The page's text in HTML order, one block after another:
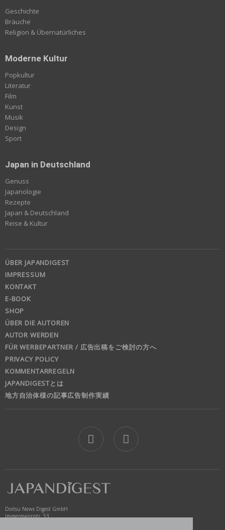
Geschichte
Bräuche
Religion & Übernatürliches
Moderne Kultur
Popkultur
Literatur
Film
Kunst
Musik
Design
Sport
Japan in Deutschland
Genuss
Japanologie
Rezepte
Japan & Deutschland
Reise & Kultur
ÜBER JAPANDIGEST
IMPRESSUM
KONTAKT
E-BOOK
SHOP
ÜBER DIE AUTOREN
AUTOR WERDEN
FÜR WERBEPARTNER / 広告出稿をご検討の方へ
PRIVACY POLICY
KOMMENTARREGELN
JAPANDIGESTとは
地方自治体様の記事広告制作実績
Doitsu News Digest GmbH
Immermannstr. 53